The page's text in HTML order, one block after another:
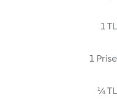
1 TL
1 Prise
¼ TL